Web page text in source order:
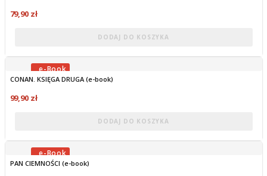
79,90 zł
DODAJ DO KOSZYKA
OBECNIE BRAK NA STANIE
CONAN. KSIĘGA DRUGA (e-book)
99,90 zł
DODAJ DO KOSZYKA
OBECNIE BRAK NA STANIE
PAN CIEMNOŚCI (e-book)